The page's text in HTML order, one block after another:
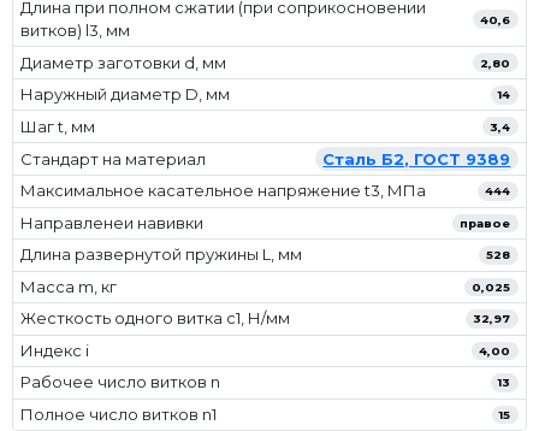
Длина при полном сжатии (при соприкосновении
витков) l3, мм
40,6
Диаметр заготовки d, мм 2,80
Наружный диаметр D, мм 14
Шаг t, мм 3,4
Стандарт на материал
Сталь Б2, ГОСТ 9389
Максимальное касательное напряжение t3, МПа
444
Направленеи навивки правое
Длина развернутой пружины L, мм 528
Масса m, кг 0,025
Жесткость одного витка c1, Н/мм 32,97
Индекс i 4,00
Рабочее число витков n 13
Полное число витков n1 15